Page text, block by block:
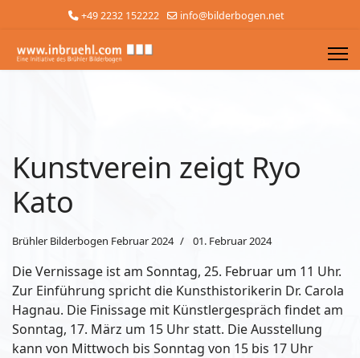
+49 2232 152222 info@bilderbogen.net
Kunstverein zeigt Ryo
Kato
Brühler Bilderbogen Februar 2024 01. Februar 2024
Die Vernissage ist am Sonntag, 25. Februar um 11 Uhr.
Zur Einführung spricht die Kunsthistorikerin Dr. Carola
Hagnau. Die Finissage mit Künstlergespräch findet am
Sonntag, 17. März um 15 Uhr statt. Die Ausstellung
kann von Mittwoch bis Sonntag von 15 bis 17 Uhr